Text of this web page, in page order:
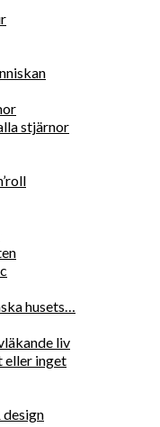
stjärnor
husets…
liv
eller inget